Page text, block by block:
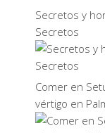
Secretos y
Secretos
Comer en
vértigo en